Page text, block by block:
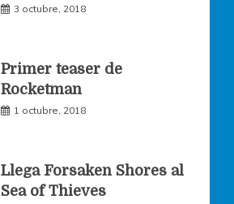
3 octubre, 2018
Primer teaser de
Rocketman
1 octubre, 2018
Llega Forsaken Shores al
Sea of Thieves